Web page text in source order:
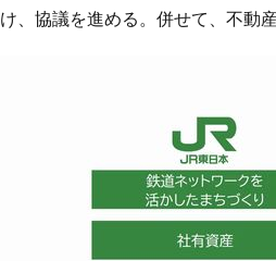
け、協議を進める。併せて、不動